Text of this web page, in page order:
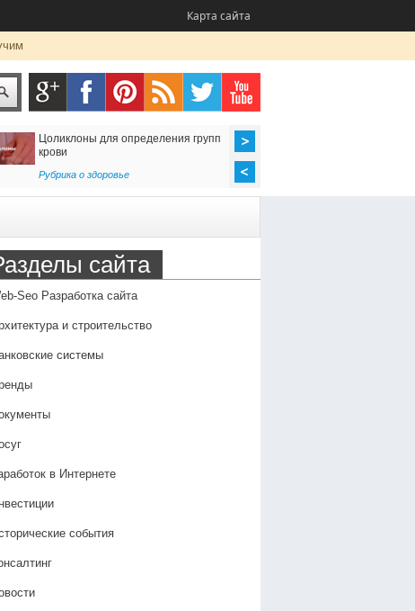
Карта сайта
Цоликлоны для определения групп
крови
Рубрика о здоровье
сайта
Seo Разработка сайта
и строительство
системы
в Интернете
события